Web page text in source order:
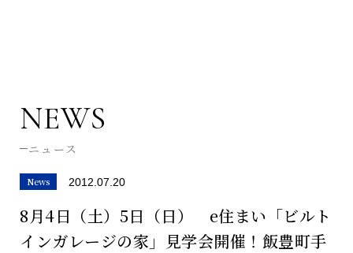
NEWS
ニュース
News 2012.07.20
8月4日（土）5日（日） e住まい「ビルト
インガレージの家」見学会開催！飯豊町手